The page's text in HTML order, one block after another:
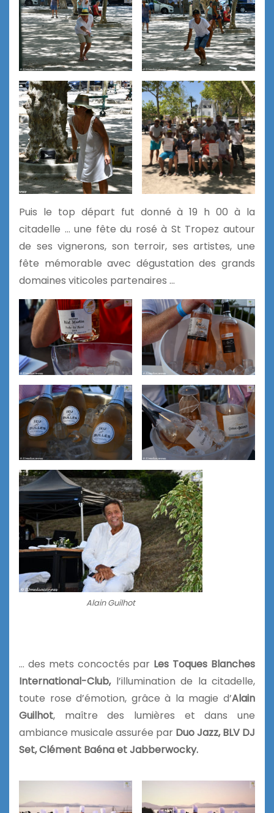
Puis le top départ fut donné à 19 h 00 à la
citadelle … une fête du rosé à St Tropez autour
de ses vignerons, son terroir, ses artistes, une
fête mémorable avec dégustation des grands
domaines viticoles partenaires …
Alain Guilhot
… des mets concoctés par Les Toques Blanches
International-Club, l’illumination de la citadelle,
toute rose d’émotion, grâce à la magie d’Alain
Guilhot, maître des lumières et dans une
ambiance musicale assurée par Duo Jazz, BLV DJ
Set, Clément Baéna et Jabberwocky.